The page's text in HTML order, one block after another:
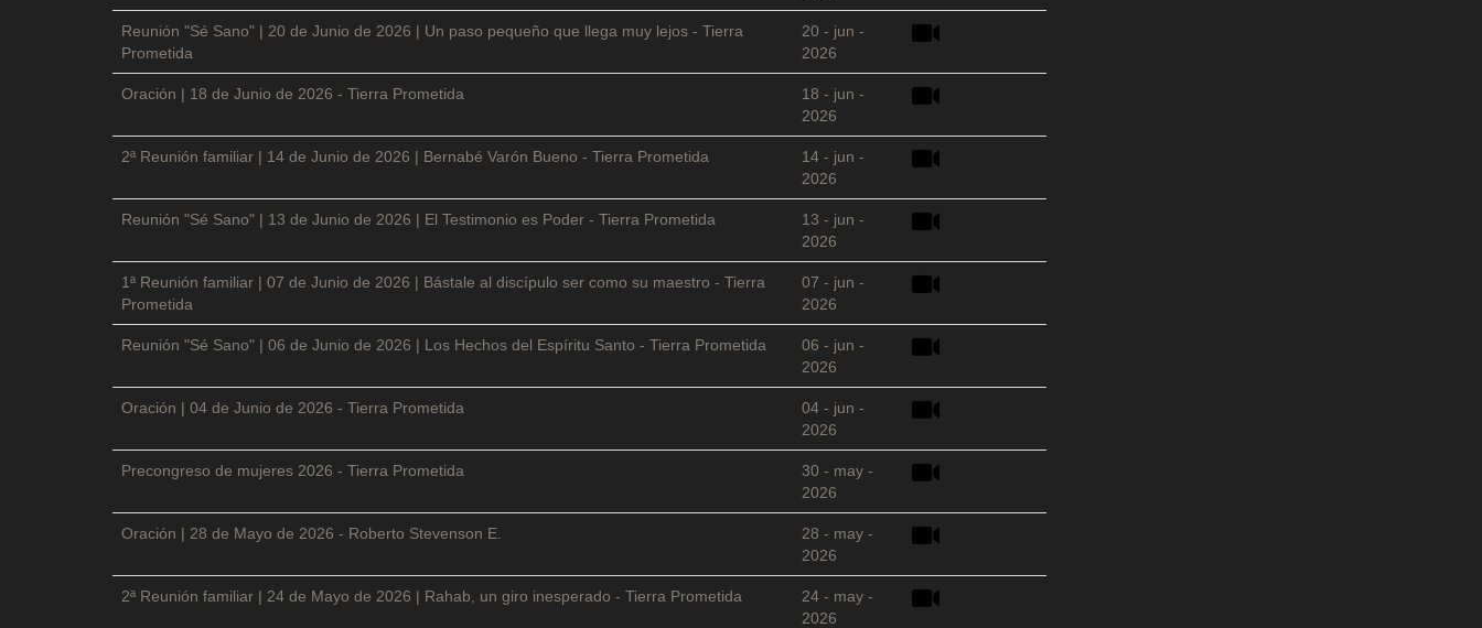
Reunión "Sé Sano" | 20 de Junio de 2026 | Un paso pequeño que llega muy lejos - Tierra
Prometida
20 - jun -
2026
Oración | 18 de Junio de 2026 - Tierra Prometida
18 - jun -
2026
2ª Reunión familiar | 14 de Junio de 2026 | Bernabé Varón Bueno - Tierra Prometida
14 - jun -
2026
Reunión "Sé Sano" | 13 de Junio de 2026 | El Testimonio es Poder - Tierra Prometida
13 - jun -
2026
1ª Reunión familiar | 07 de Junio de 2026 | Bástale al discípulo ser como su maestro - Tierra
Prometida
07 - jun -
2026
Reunión "Sé Sano" | 06 de Junio de 2026 | Los Hechos del Espíritu Santo - Tierra Prometida
06 - jun -
2026
Oración | 04 de Junio de 2026 - Tierra Prometida
04 - jun -
2026
Precongreso de mujeres 2026 - Tierra Prometida
30 - may -
2026
Oración | 28 de Mayo de 2026 - Roberto Stevenson E.
28 - may -
2026
2ª Reunión familiar | 24 de Mayo de 2026 | Rahab, un giro inesperado - Tierra Prometida
24 - may -
2026